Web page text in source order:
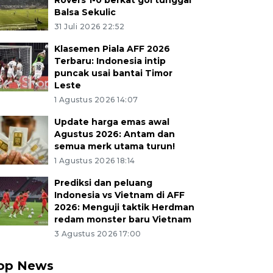
Balsa Sekulic
31 Juli 2026 22:52
Klasemen Piala AFF 2026
Terbaru: Indonesia intip
puncak usai bantai Timor
Leste
1 Agustus 2026 14:07
Update harga emas awal
Agustus 2026: Antam dan
semua merk utama turun!
1 Agustus 2026 18:14
Prediksi dan peluang
Indonesia vs Vietnam di AFF
2026: Menguji taktik Herdman
redam monster baru Vietnam
3 Agustus 2026 17:00
News